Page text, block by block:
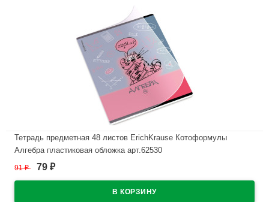
Тетрадь предметная 48 листов ErichKrause Котоформулы
Алгебра пластиковая обложка арт.62530
В наличии
91₽ 79 ₽